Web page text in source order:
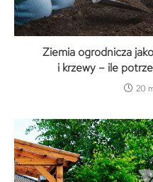
Ziemia ogrodnicza
i krzewy – ile
20